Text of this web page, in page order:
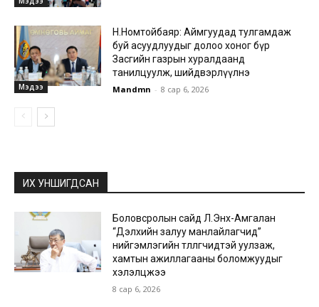
Мэдээ
Н.Номтойбаяр: Аймгуудад тулгамдаж
буй асуудлуудыг долоо хоног бүр
Засгийн газрын хуралдаанд
танилцуулж, шийдвэрлүүлнэ
Mandmn - 8 сар 6, 2026
ИХ УНШИГДСАН
Боловсролын сайд Л.Энх-Амгалан
“Дэлхийн залуу манлайлагчид”
нийгэмлэгийн төлөөлөгчидтэй уулзаж,
хамтын ажиллагааны боломжуудыг
хэлэлцжээ
8 сар 6, 2026